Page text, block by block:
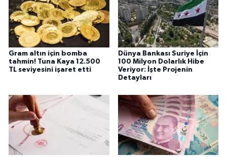
Gram altın için bomba
tahmin! Tuna Kaya 12.500
TL seviyesini işaret etti
Dünya Bankası Suriye İçin
100 Milyon Dolarlık Hibe
Veriyor: İşte Projenin
Detayları